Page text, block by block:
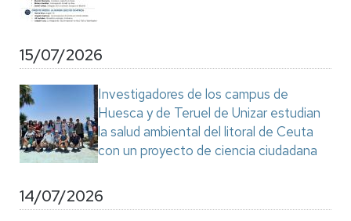
15/07/2026
Investigadores de los campus de
Huesca y de Teruel de Unizar estudian
la salud ambiental del litoral de Ceuta
con un proyecto de ciencia ciudadana
14/07/2026